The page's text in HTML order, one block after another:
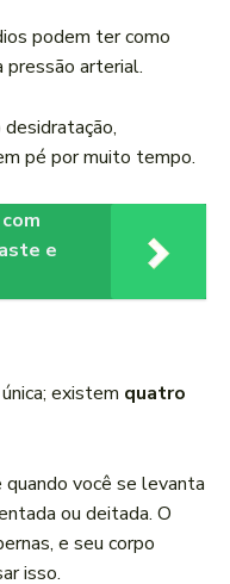
podem ter como
pressão arterial.
pé por muito tempo.
e
existem quatro
quando você se levanta
ou deitada. O
e seu corpo
isso.